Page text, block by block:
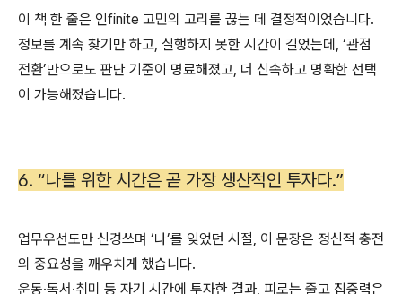
이 책 한 줄은 인finite 고민의 고리를 끊는 데 결정적이었습니다.
정보를 계속 찾기만 하고, 실행하지 못한 시간이 길었는데, ‘관점
전환’만으로도 판단 기준이 명료해졌고, 더 신속하고 명확한 선택
이 가능해졌습니다.
6. “나를 위한 시간은 곧 가장 생산적인 투자다.”
업무우선도만 신경쓰며 ‘나’를 잊었던 시절, 이 문장은 정신적 충전
의 중요성을 깨우치게 했습니다.
운동·독서·취미 등 자기 시간에 투자한 결과, 피로는 줄고 집중력은